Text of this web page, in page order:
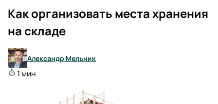
Как организовать места хранения
на складе
Александр Мельник
1 мин